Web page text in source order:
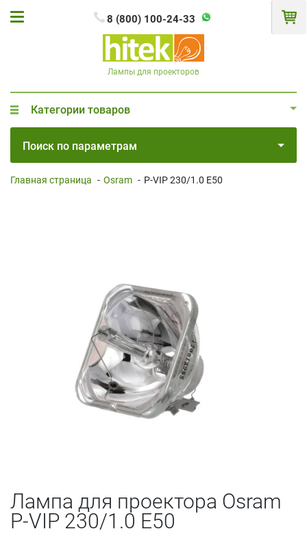
8 (800) 100-24-33
Лампы для проекторов
Категории товаров
Поиск по параметрам
Главная страница - Osram - P-VIP 230/1.0 E50
Лампа для проектора Osram
P-VIP 230/1.0 E50